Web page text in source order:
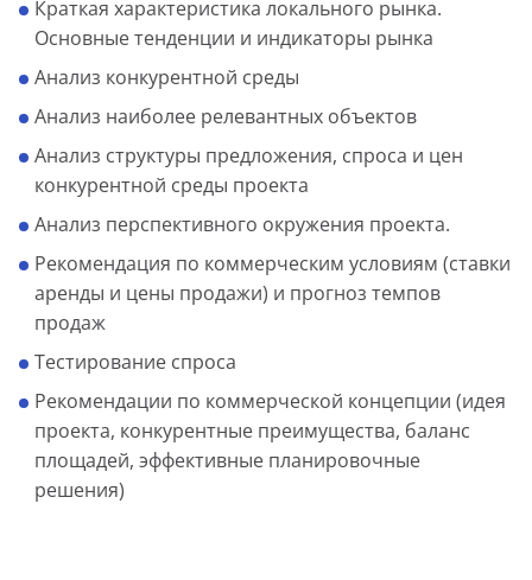
Продажа недвижимости
Представление интересов арендаторов
Аналитика
Маркетинг
Краткая характеристика локального рынка.
Основные тенденции и индикаторы рынка
Анализ конкурентной среды
Анализ наиболее релевантных объектов
Анализ структуры предложения, спроса и цен
конкурентной среды проекта
Анализ перспективного окружения проекта.
Рекомендация по коммерческим условиям (ставки
аренды и цены продажи) и прогноз темпов
продаж
Тестирование спроса
Рекомендации по коммерческой концепции (идея
проекта, конкурентные преимущества, баланс
площадей, эффективные планировочные
решения)